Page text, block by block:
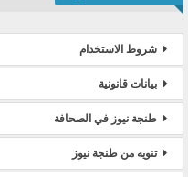
شروط الاستخدام
بيانات قانونية
طنجة نيوز في الصحافة
تنويه من طنجة نيوز